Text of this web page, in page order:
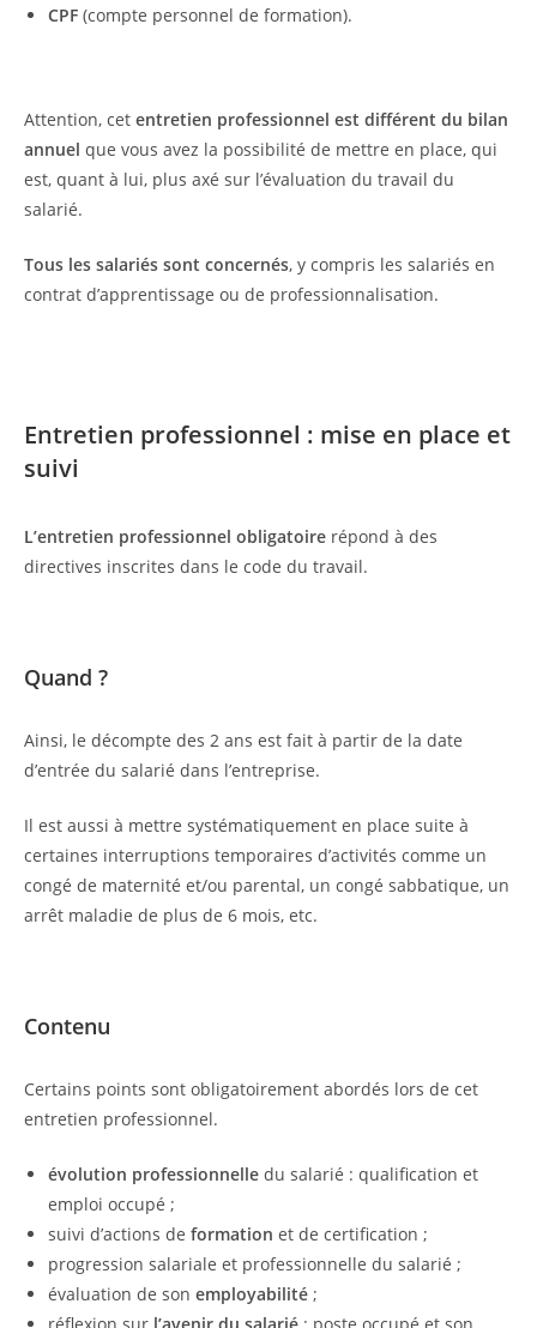
CPF (compte personnel de formation).
Attention, cet entretien professionnel est différent du bilan
annuel que vous avez la possibilité de mettre en place, qui
est, quant à lui, plus axé sur l’évaluation du travail du
salarié.
Tous les salariés sont concernés, y compris les salariés en
contrat d’apprentissage ou de professionnalisation.
Entretien professionnel : mise en place et
suivi
L’entretien professionnel obligatoire répond à des
directives inscrites dans le code du travail.
Quand ?
Ainsi, le décompte des 2 ans est fait à partir de la date
d’entrée du salarié dans l’entreprise.
Il est aussi à mettre systématiquement en place suite à
certaines interruptions temporaires d’activités comme un
congé de maternité et/ou parental, un congé sabbatique, un
arrêt maladie de plus de 6 mois, etc.
Contenu
Certains points sont obligatoirement abordés lors de cet
entretien professionnel.
évolution professionnelle du salarié : qualification et
emploi occupé ;
suivi d’actions de formation et de certification ;
progression salariale et professionnelle du salarié ;
évaluation de son employabilité ;